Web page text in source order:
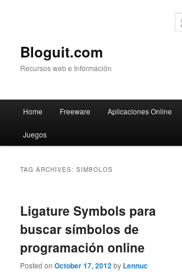
Bloguit.com
Recursos web e Información
Skip
to
Skip
to
Home Freeware Aplicaciones Online
Juegos
TAG ARCHIVES:SIMBOLOS
Ligature Symbols para
buscar símbolos de
programación online
Posted onOctober 17, 2012by Lennuc